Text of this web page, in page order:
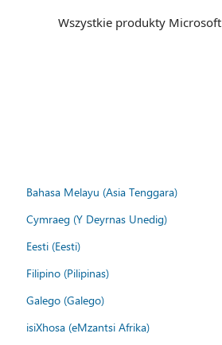
Wszystkie produkty Microsoft
Bahasa Melayu (Asia Tenggara)
Cymraeg (Y Deyrnas Unedig)
Eesti (Eesti)
Filipino (Pilipinas)
Galego (Galego)
isiXhosa (eMzantsi Afrika)